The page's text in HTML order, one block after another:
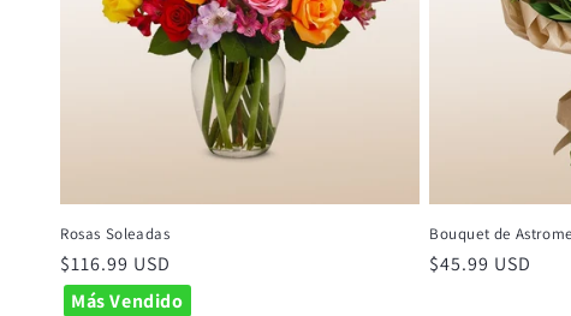
Rosas Soleadas
Precio
habitual
$116.99 USD
Más Vendido
Bouquet de
Precio
$45.99 USD